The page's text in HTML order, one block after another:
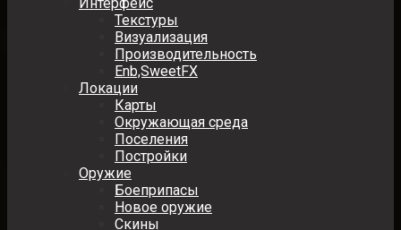
Текстуры
Визуализация
Производительность
Enb,SweetFX
Локации
Карты
Окружающая среда
Поселения
Постройки
Оружие
Боеприпасы
Новое оружие
Скины